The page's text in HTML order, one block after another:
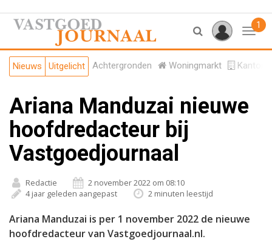
1
Nieuws Uitgelicht Achtergronden Woningmarkt
Ariana Manduzai nieuwe
hoofdredacteur bij
Vastgoedjournaal
Redactie
2 november 2022 om 08:10
4 jaar geleden aangepast
2 minuten leestijd
Ariana Manduzai is per 1 november 2022 de nieuwe
hoofdredacteur van Vastgoedjournaal.nl.